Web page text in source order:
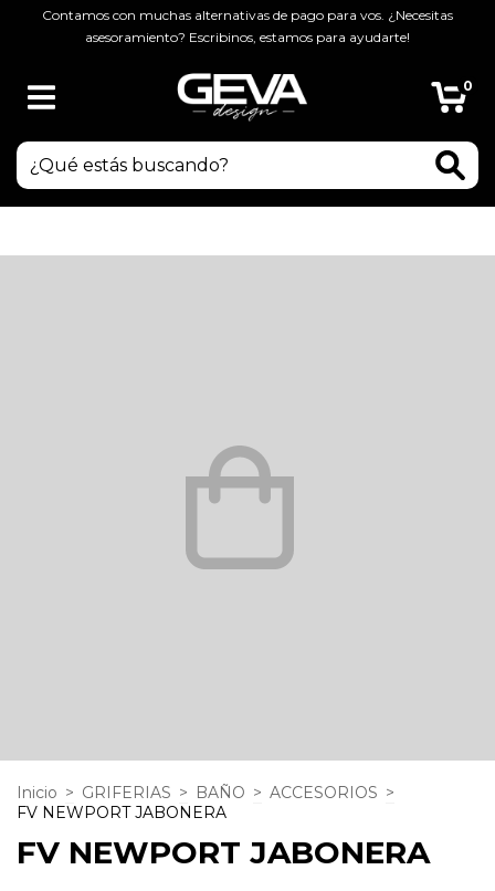
Contamos con muchas alternativas de pago para vos. ¿Necesitas
asesoramiento? Escribinos, estamos para ayudarte!
0
Inicio > GRIFERIAS > BAÑO > ACCESORIOS >
FV NEWPORT JABONERA
FV NEWPORT JABONERA